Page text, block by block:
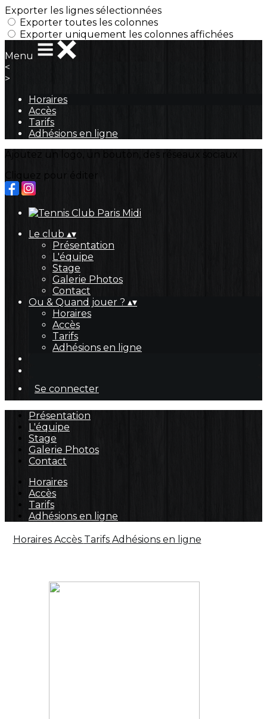
Exporter les lignes sélectionnées
Exporter toutes les colonnes
Exporter uniquement les colonnes affichées
Menu
<
>
Horaires
Accès
Tarifs
Adhésions en ligne
Ajoutez un logo, un bouton, des réseaux sociaux
Cliquez pour éditer
Le club ▴▾
Présentation
L'équipe
Stage
Galerie Photos
Contact
Ou & Quand jouer ? ▴▾
Horaires
Accès
Tarifs
Adhésions en ligne
Se connecter
Présentation
L'équipe
Stage
Galerie Photos
Contact
Horaires
Accès
Tarifs
Adhésions en ligne
Horaires Accès Tarifs Adhésions en ligne